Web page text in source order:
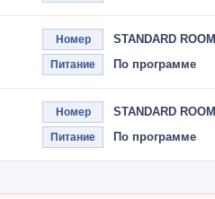
Номер STANDARD ROOM
Питание По программе
Номер STANDARD ROOM
Питание По программе